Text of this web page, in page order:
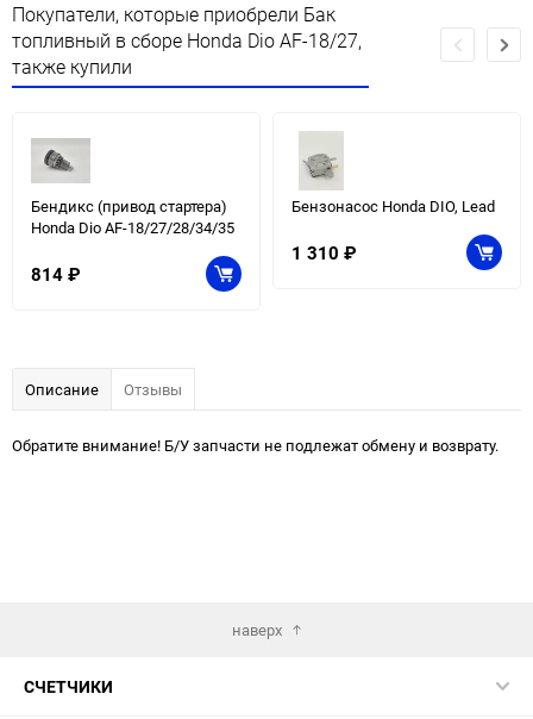
Покупатели, которые приобрели Бак
топливный в сборе Honda Dio AF-18/27,
также купили
Бендикс (привод стартера)
Honda Dio AF-18/27/28/34/35
814 ₽
Бензонасос Honda DIO, Lead
1 310 ₽
Описание Отзывы
Обратите внимание! Б/У запчасти не подлежат обмену и возврату.
наверх
СЧЕТЧИКИ